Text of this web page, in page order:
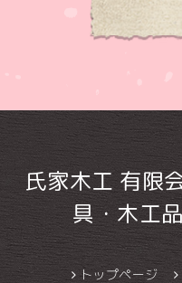
氏家木工 有限
具・木工
トップページ